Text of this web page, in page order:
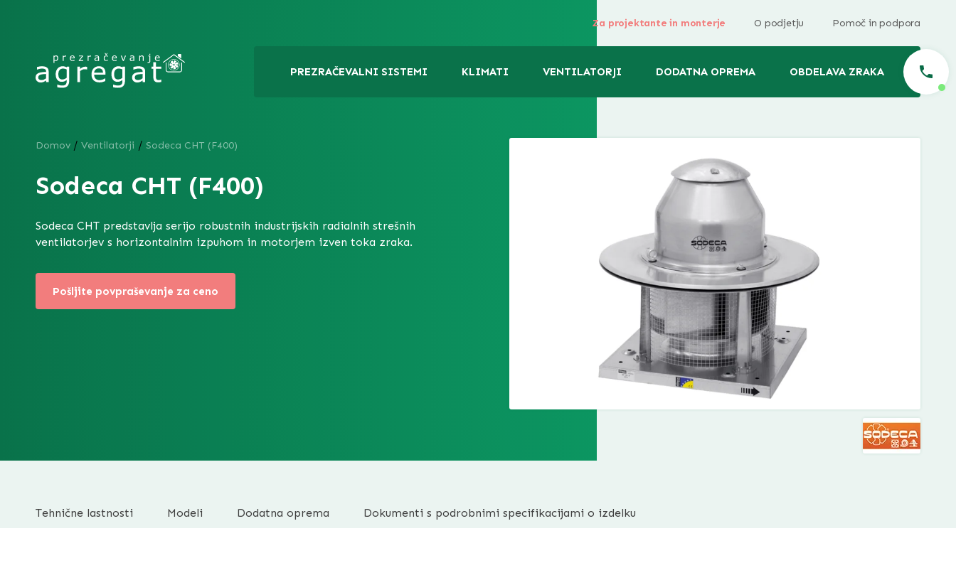
PREZRAČEVALNI SISTEMI KLIMATI VENTILATORJI DODATNA OPREMA OBDELAVA ZRAKA
Za projektante in monterje O podjetju Pomoč in podpora
Domov / Ventilatorji / Sodeca CHT (F400)
Sodeca CHT (F400)
Sodeca CHT predstavlja serijo robustnih industrijskih radialnih strešnih
ventilatorjev s horizontalnim izpuhom in motorjem izven toka zraka.
Pošljite povpraševanje za ceno
Tehnične lastnosti Modeli Dodatna oprema Dokumenti s podrobnimi specifikacijami o izdelku